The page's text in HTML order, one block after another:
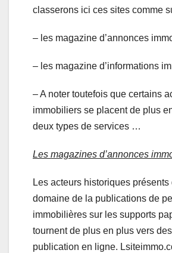
classerons ici ces sites comme
– les magazine d’annonces
– les magazine d’informations
– A noter toutefois que certains
immobiliers se placent de plus
deux types de services …
Les magazines d’annonces
Les acteurs historiques présents
domaine de la publications de
immobilières sur les supports
tournent de plus en plus vers
publication en ligne.